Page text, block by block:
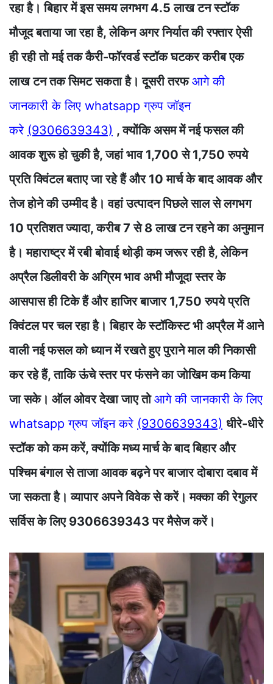
रहा है। बिहार में इस समय लगभग 4.5 लाख टन स्टॉक
मौजूद बताया जा रहा है, लेकिन अगर निर्यात की रफ्तार ऐसी
ही रही तो मई तक कैरी-फॉरवर्ड स्टॉक घटकर करीब एक
लाख टन तक सिमट सकता है। दूसरी तरफआगे की
जानकारी के लिए whatsapp ग्रुप जॉइन
करे (9306639343) , क्योंकि असम में नई फसल की
आवक शुरू हो चुकी है, जहां भाव 1,700 से 1,750 रुपये
प्रति क्विंटल बताए जा रहे हैं और 10 मार्च के बाद आवक और
तेज होने की उम्मीद है। वहां उत्पादन पिछले साल से लगभग
10 प्रतिशत ज्यादा, करीब 7 से 8 लाख टन रहने का अनुमान
है। महाराष्ट्र में रबी बोवाई थोड़ी कम जरूर रही है, लेकिन
अप्रैल डिलीवरी के अग्रिम भाव अभी मौजूदा स्तर के
आसपास ही टिके हैं और हाजिर बाजार 1,750 रुपये प्रति
क्विंटल पर चल रहा है। बिहार के स्टॉकिस्ट भी अप्रैल में आने
वाली नई फसल को ध्यान में रखते हुए पुराने माल की निकासी
कर रहे हैं, ताकि ऊंचे स्तर पर फंसने का जोखिम कम किया
जा सके। ऑल ओवर देखा जाए तोआगे की जानकारी के लिए
whatsapp ग्रुप जॉइन करे (9306639343) धीरे-धीरे
स्टॉक को कम करें, क्योंकि मध्य मार्च के बाद बिहार और
पश्चिम बंगाल से ताजा आवक बढ़ने पर बाजार दोबारा दबाव में
जा सकता है। व्यापार अपने विवेक से करें। मक्का की रेगुलर
सर्विस के लिए 9306639343 पर मैसेज करें।